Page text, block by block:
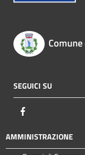
SEGUICI SU
AMMINISTRAZIONE